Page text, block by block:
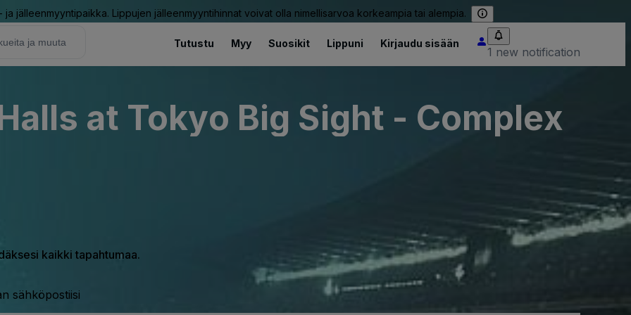
ja jälleenmyyntipaikka. Lippujen jälleenmyyntihinnat voivat olla nimellisarvoa korkeampia tai alempia.
Tutustu Myy Suosikit Lippuni Kirjaudu sisään
1 new notification
at Tokyo Big Sight - Complex
kaikki tapahtumaa.
sähköpostiisi